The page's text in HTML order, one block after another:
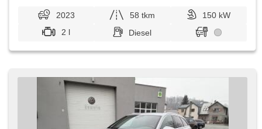
2023 58 tkm
150 kW
2 l
Diesel